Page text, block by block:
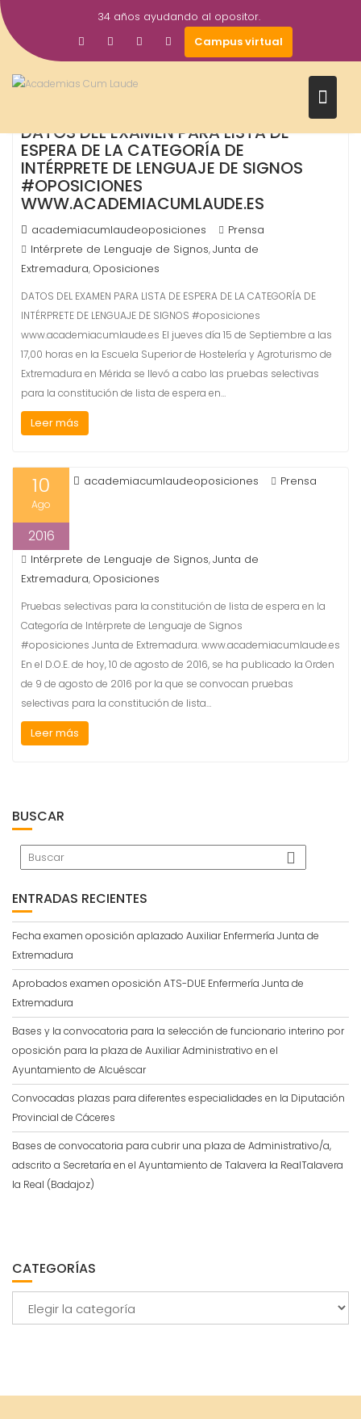
Saltar
al
contenido
34 años ayudando al opositor.
Campus virtual
Sep
2016
DATOS DEL EXAMEN PARA LISTA DE
ESPERA DE LA CATEGORÍA DE
INTÉRPRETE DE LENGUAJE DE SIGNOS
#OPOSICIONES
WWW.ACADEMIACUMLAUDE.ES
academiacumlaudeoposiciones
Prensa
Intérprete de Lenguaje de Signos,Junta de
Extremadura, Oposiciones
DATOS DEL EXAMEN PARA LISTA DE ESPERA DE LA CATEGORÍA DE
INTÉRPRETE DE LENGUAJE DE SIGNOS #oposiciones
www.academiacumlaude.es El jueves día 15 de Septiembre a las
17,00 horas en la Escuela Superior de Hostelería y Agroturismo de
Extremadura en Mérida se llevó a cabo las pruebas selectivas
para la constitución de lista de espera en…
Leer más
10
Ago
2016
academiacumlaudeoposiciones Prensa
Intérprete de Lenguaje de Signos,Junta de
Extremadura, Oposiciones
Pruebas selectivas para la constitución de lista de espera en la
Categoría de Intérprete de Lenguaje de Signos
#oposiciones Junta de Extremadura. www.academiacumlaude.es
En el D.O.E. de hoy, 10 de agosto de 2016, se ha publicado la Orden
de 9 de agosto de 2016 por la que se convocan pruebas
selectivas para la constitución de lista…
Leer más
BUSCAR
ENTRADAS RECIENTES
Fecha examen oposición aplazado Auxiliar Enfermería Junta de
Extremadura
Aprobados examen oposición ATS-DUE Enfermería Junta de
Extremadura
Bases y la convocatoria para la selección de funcionario interino por
oposición para la plaza de Auxiliar Administrativo en el
Ayuntamiento de Alcuéscar
Convocadas plazas para diferentes especialidades en la Diputación
Provincial de Cáceres
Bases de convocatoria para cubrir una plaza de Administrativo/a,
adscrito a Secretaría en el Ayuntamiento de Talavera la RealTalavera
la Real (Badajoz)
CATEGORÍAS